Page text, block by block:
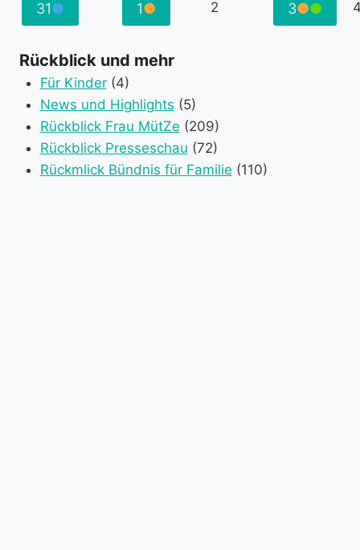
2026
2026category)
2026
3131.
August
2026
●
event
category)
11.
September
2026
●
event
category)
2
September
33.
●●
event
Rückblick und mehr
Für Kinder(4)
News und Highlights (5)
Rückblick Frau MütZe (209)
Rückblick Presseschau (72)
Rückmlick Bündnis für Familie (110)